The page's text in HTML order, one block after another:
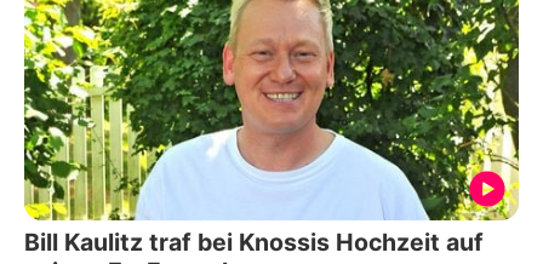
Bill Kaulitz traf bei Knossis Hochzeit auf